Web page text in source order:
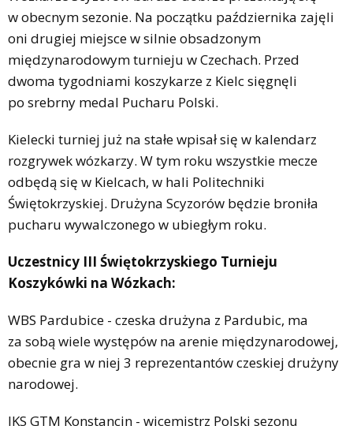
w obecnym sezonie. Na początku października zajęli
oni drugiej miejsce w silnie obsadzonym
międzynarodowym turnieju w Czechach. Przed
dwoma tygodniami koszykarze z Kielc sięgnęli
po srebrny medal Pucharu Polski.
Kielecki turniej już na stałe wpisał się w kalendarz
rozgrywek wózkarzy. W tym roku wszystkie mecze
odbędą się w Kielcach, w hali Politechniki
Świętokrzyskiej. Drużyna Scyzorów będzie broniła
pucharu wywalczonego w ubiegłym roku.
Uczestnicy III Świętokrzyskiego Turnieju
Koszykówki na Wózkach:
WBS Pardubice - czeska drużyna z Pardubic, ma
za sobą wiele występów na arenie międzynarodowej,
obecnie gra w niej 3 reprezentantów czeskiej drużyny
narodowej.
IKS GTM Konstancin - wicemistrz Polski sezonu